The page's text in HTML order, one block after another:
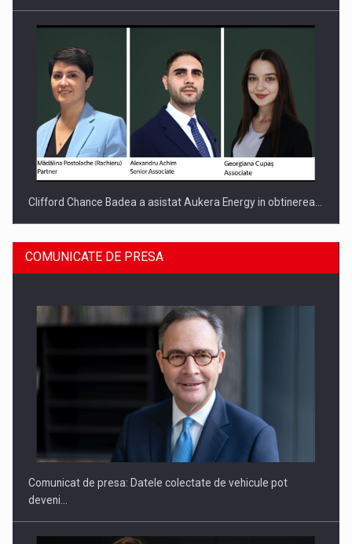
Clifford Chance Badea a asistat Aukera Energy in obtinerea…
SAPTE PERSONALITATI DIN MEDIUL DE AFACERI, ACADEMIC
COMUNICATE DE PRESA
Comunicat de presa: Datele colectate de vehicule pot
deveni…